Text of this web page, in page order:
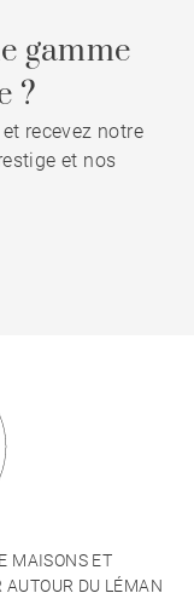
gamme
?
recevez notre
et nos
MAISONS ET
AUTOUR DU LÉMAN